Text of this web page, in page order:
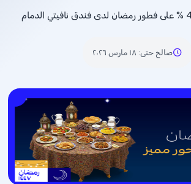
%على فطور رمضان لدى فندق نافيتي الدمام
صالح حتى: ١٨ مارس ٢٠٢٦